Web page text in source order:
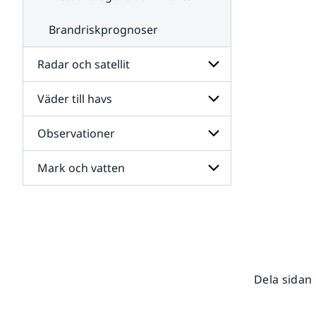
Brandriskprognoser
Radar och satellit
Undersidor
för
Radar
och
satellit
Väder till havs
Undersidor
för
Väder
till
havs
Observationer
Undersidor
för
Mark och vatten
Dela sidan